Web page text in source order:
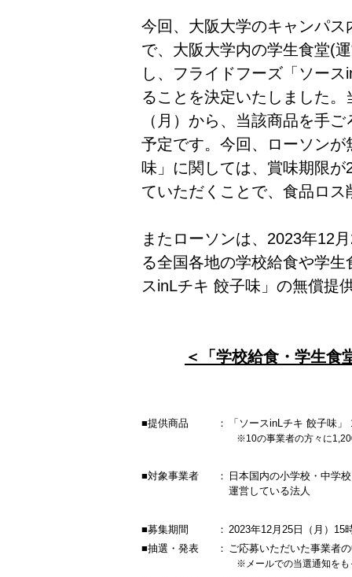
今回、大阪大学のキャンパ
で、大阪大学内の学生食堂(
し、フライドフーズ「ソー
ることを決定いたしました
（月）から、当該商品を手
予定です。今回、ローソン
味」に関しては、賞味期限
ていただくことで、食品ロ
またローソンは、2023年12
る全国各地の学校給食や学
スinLチキ 餃子味」の無償提
＜「学校給食・学生食
■提供商品 ： 「ソースinLチキ 餃子味」
※10の事業者の方々に
■対象事業者 ：
日本国内の小学校・中学
運営している法人
■募集期間 ： 2023年12月25日（月）15
■抽選・発表
： ご応募いただいた事業者
※メールでの当選通知をも